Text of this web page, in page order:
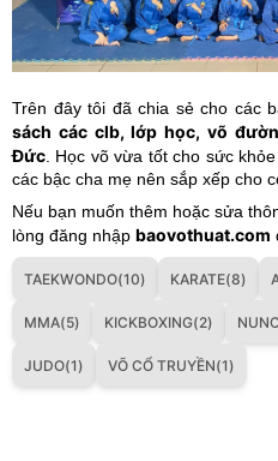
Trên đây tôi đã chia sẻ cho các
sách các clb, lớp học, võ
Đức . Học võ vừa tốt cho sức
các bậc cha mẹ nên sắp xếp cho
Nếu bạn muốn thêm hoặc sửa
lòng đăng nhập baovothuat.com
TAEKWONDO(10) KARATE(8)
MMA(5) KICKBOXING(2)
JUDO(1) VÕ CỔ TRUYỀN(1)